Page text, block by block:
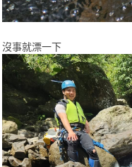
沒事就漂一下